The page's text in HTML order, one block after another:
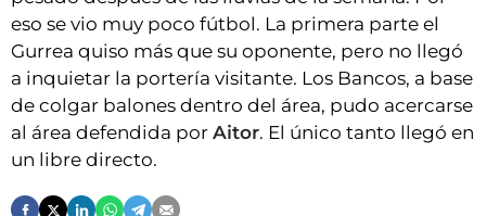
eso se vio muy poco fútbol. La primera parte el
Gurrea quiso más que su oponente, pero no llegó
a inquietar la portería visitante. Los Bancos, a base
de colgar balones dentro del área, pudo acercarse
al área defendida por Aitor. El único tanto llegó en
un libre directo.